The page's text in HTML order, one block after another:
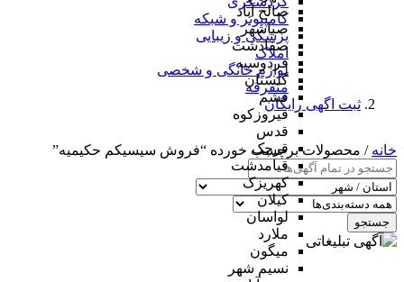
صالح آباد
صباشهر
صفادشت
فردوسیه
گلستان
فشم
فیروزکوه
قدس
قرچک
قیامدشت
کهریزک
کیلان
لواسان
ملارد
میگون
نسیم شهر
کامپیوتر و شبکه
پزشکی و زیبایی
املاک
لوازم خانگی و شخصی
متفرقه
ثبت اگهی رایگان
خانه / محصولات برچسب خورده “فروش سیسیکم حکیمیه”
جستجو